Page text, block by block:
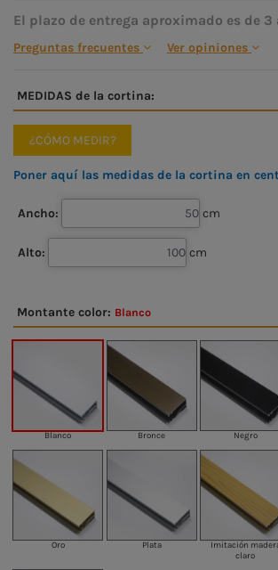
El plazo de entrega aproximado es de 3
Preguntas frecuentes Ver opiniones
MEDIDAS de la cortina:
¿CÓMO MEDIR?
Poner aquí las medidas de la cortina en
Ancho: cm
Alto: cm
Montante color: Blanco
Blanco Bronce Negro
Oro Plata
Imitación
claro